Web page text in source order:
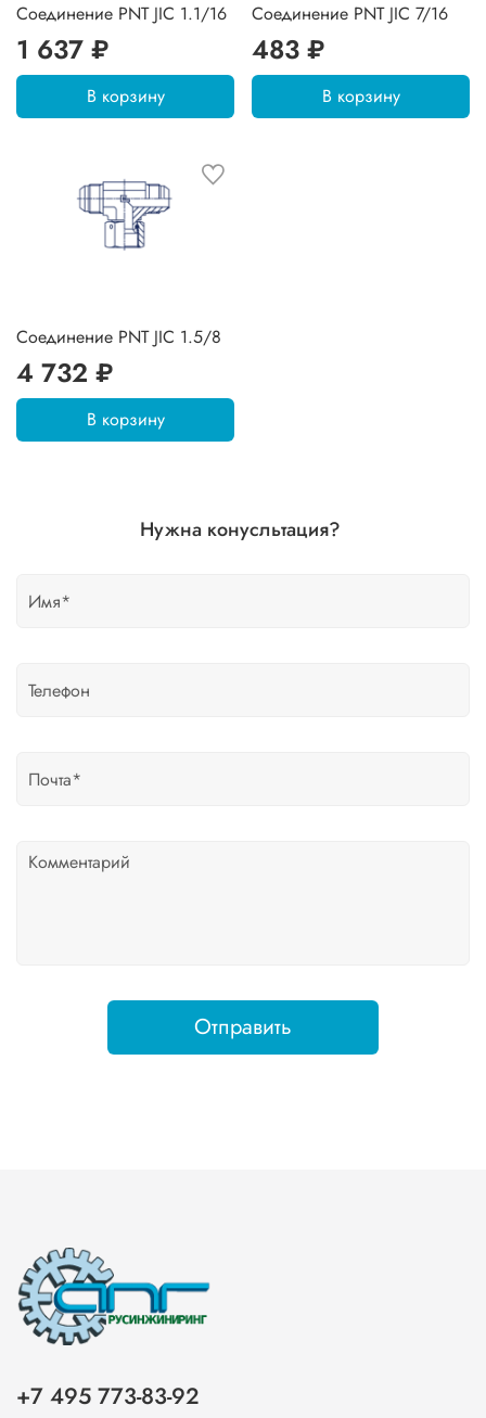
Соединение PNT JIC 1.1/16
1 637 ₽
В корзину
Соединение PNT JIC 7/16
483 ₽
В корзину
Соединение PNT JIC 1.5/8
4 732 ₽
В корзину
Нужна конусльтация?
Отправить
+7 495 773-83-92